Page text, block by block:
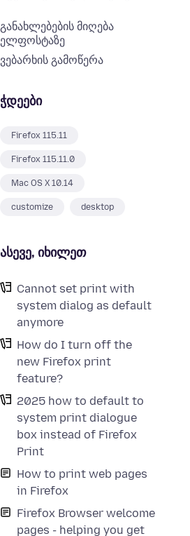
განახლებების მიღება
ელფოსტაზე
ვებარხის გამოწერა
ჭდეები
Firefox 115.11
Firefox 115.11.0
Mac OS X 10.14
customize desktop
ასევე, იხილეთ
Cannot set print with
system dialog as default
anymore
How do I turn off the
new Firefox print
feature?
2025 how to default to
system print dialogue
box instead of Firefox
Print
How to print web pages
in Firefox
Firefox Browser welcome
pages - helping you get